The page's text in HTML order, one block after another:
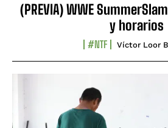
(PREVIA) WWE
y horarios
#NTF Víctor Loor